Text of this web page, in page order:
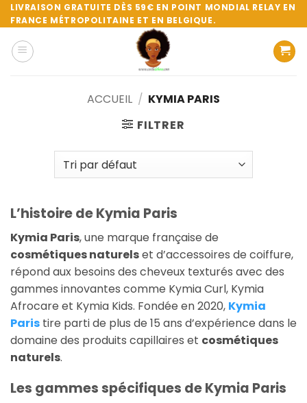
Passer
au
contenu
LIVRAISON GRATUITE DÈS 59€ EN POINT MONDIAL RELAY EN
FRANCE MÉTROPOLITAINE ET EN BELGIQUE.
ACCUEIL / KYMIA PARIS
FILTRER
L’histoire de Kymia Paris
Kymia Paris, une marque française de
cosmétiques naturelset d’accessoires de coiffure,
répond aux besoins des cheveux texturés avec des
gammes innovantes comme Kymia Curl, Kymia
Afrocare et Kymia Kids. Fondée en 2020, Kymia
Paris tire parti de plus de 15 ans d’expérience dans le
domaine des produits capillaires et cosmétiques
naturels.
Les gammes spécifiques de Kymia Paris